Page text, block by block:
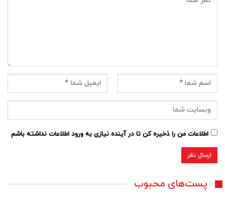
اطلاعات من را ذخیره کن تا در آینده نیازی به ورود اطلاعات نداشته باشم
پست‌های محبوب